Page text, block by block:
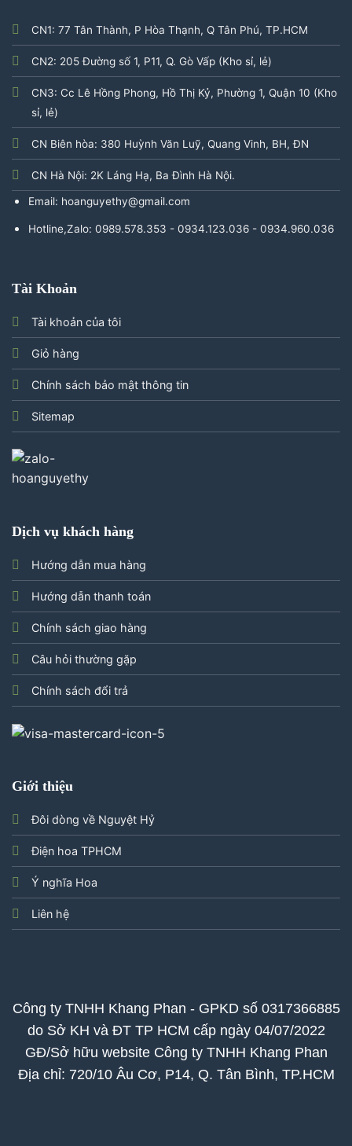
CN1: 77 Tân Thành, P Hòa Thạnh, Q Tân Phú, TP.HCM
CN2: 205 Đường số 1, P11, Q. Gò Vấp (Kho sỉ, lẻ)
CN3: Cc Lê Hồng Phong, Hồ Thị Kỷ, Phường 1, Quận 10 (Kho
sỉ, lẻ)
CN Biên hòa: 380 Huỳnh Văn Luỹ, Quang Vinh, BH, ĐN
CN Hà Nội: 2K Láng Hạ, Ba Đình Hà Nội.
Email: hoanguyethy@gmail.com
Hotline,Zalo: 0989.578.353 - 0934.123.036 - 0934.960.036
Tài Khoản
Tài khoản của tôi
Giỏ hàng
Chính sách bảo mật thông tin
Sitemap
Dịch vụ khách hàng
Hướng dẫn mua hàng
Hướng dẫn thanh toán
Chính sách giao hàng
Câu hỏi thường gặp
Chính sách đổi trả
Giới thiệu
Đôi dòng về Nguyệt Hỷ
Điện hoa TPHCM
Ý nghĩa Hoa
Liên hệ
Công ty TNHH Khang Phan - GPKD số 0317366885
do Sở KH và ĐT TP HCM cấp ngày 04/07/2022
GĐ/Sở hữu website Công ty TNHH Khang Phan
Địa chỉ: 720/10 Âu Cơ, P14, Q. Tân Bình, TP.HCM